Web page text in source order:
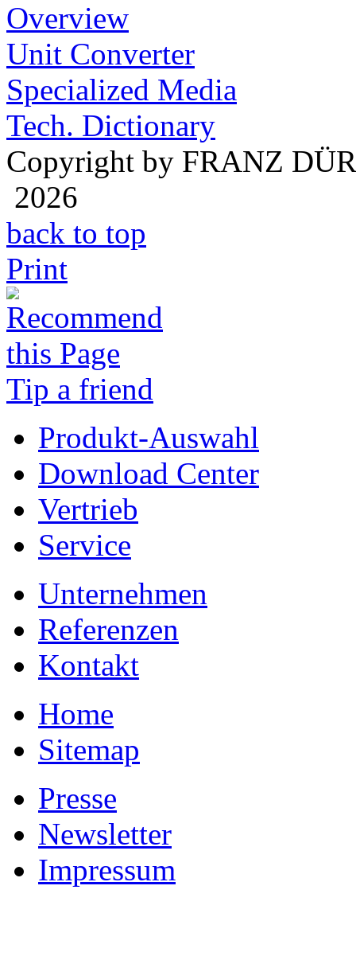
Overview
Unit Converter
Specialized Media
Tech. Dictionary
Copyright by FRANZ
2026
back to top
Print
Tip a friend
Produkt-Auswahl
Download Center
Vertrieb
Service
Unternehmen
Referenzen
Kontakt
Home
Sitemap
Presse
Newsletter
Impressum